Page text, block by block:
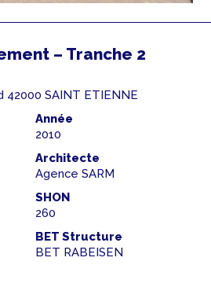
– Tranche 2
SAINT ETIENNE
Année
2010
Architecte
Agence SARM
SHON
260
BET Structure
BET RABEISEN